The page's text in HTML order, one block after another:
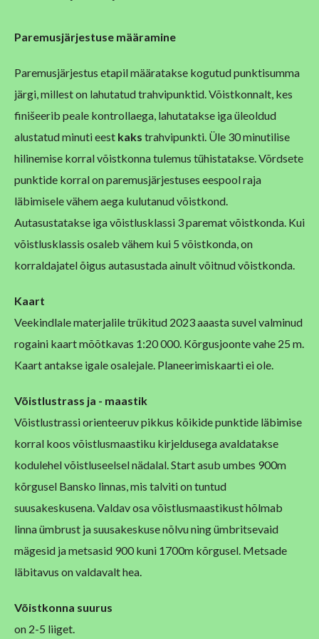
Paremusjärjestuse määramine
Paremusjärjestus etapil määratakse kogutud punktisumma
järgi, millest on lahutatud trahvipunktid. Võistkonnalt, kes
finišeerib peale kontrollaega, lahutatakse iga üleoldud
alustatud minuti eest kaks trahvipunkti. Üle 30 minutilise
hilinemise korral võistkonna tulemus tühistatakse. Võrdsete
punktide korral on paremusjärjestuses eespool raja
läbimisele vähem aega kulutanud võistkond.
Autasustatakse iga võistlusklassi 3 paremat võistkonda. Kui
võistlusklassis osaleb vähem kui 5 võistkonda, on
korraldajatel õigus autasustada ainult võitnud võistkonda.
Kaart
Veekindlale materjalile trükitud 2023 aaasta suvel valminud
rogaini kaart mõõtkavas 1:20 000. Kõrgusjoonte vahe 25 m.
Kaart antakse igale osalejale. Planeerimiskaarti ei ole.
Võistlustrass ja - maastik
Võistlustrassi orienteeruv pikkus kõikide punktide läbimise
korral koos võistlusmaastiku kirjeldusega avaldatakse
kodulehel võistluseelsel nädalal. Start asub umbes 900m
kõrgusel Bansko linnas, mis talviti on tuntud
suusakeskusena. Valdav osa võistlusmaastikust hõlmab
linna ümbrust ja suusakeskuse nõlvu ning ümbritsevaid
mägesid ja metsasid 900 kuni 1700m kõrgusel. Metsade
läbitavus on valdavalt hea.
Võistkonna suurus
on 2-5 liiget.